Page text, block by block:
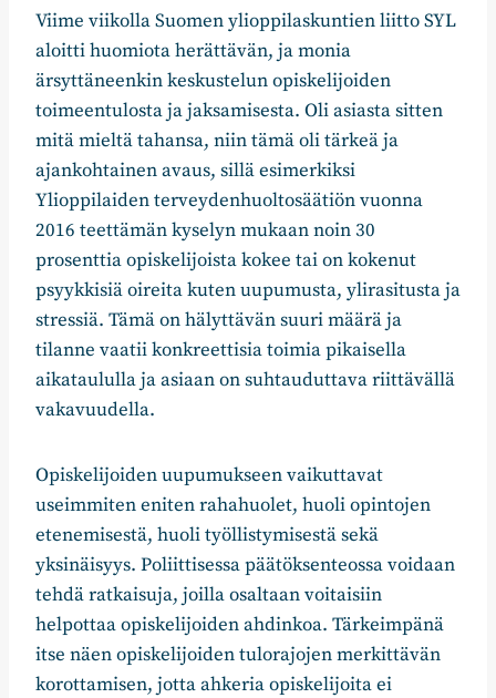
Viime viikolla Suomen ylioppilaskuntien liitto SYL
aloitti huomiota herättävän, ja monia
ärsyttäneenkin keskustelun opiskelijoiden
toimeentulosta ja jaksamisesta. Oli asiasta sitten
mitä mieltä tahansa, niin tämä oli tärkeä ja
ajankohtainen avaus, sillä esimerkiksi
Ylioppilaiden terveydenhuoltosäätiön vuonna
2016 teettämän kyselyn mukaan noin 30
prosenttia opiskelijoista kokee tai on kokenut
psyykkisiä oireita kuten uupumusta, ylirasitusta ja
stressiä. Tämä on hälyttävän suuri määrä ja
tilanne vaatii konkreettisia toimia pikaisella
aikataululla ja asiaan on suhtauduttava riittävällä
vakavuudella.
Opiskelijoiden uupumukseen vaikuttavat
useimmiten eniten rahahuolet, huoli opintojen
etenemisestä, huoli työllistymisestä sekä
yksinäisyys. Poliittisessa päätöksenteossa voidaan
tehdä ratkaisuja, joilla osaltaan voitaisiin
helpottaa opiskelijoiden ahdinkoa. Tärkeimpänä
itse näen opiskelijoiden tulorajojen merkittävän
korottamisen, jotta ahkeria opiskelijoita ei